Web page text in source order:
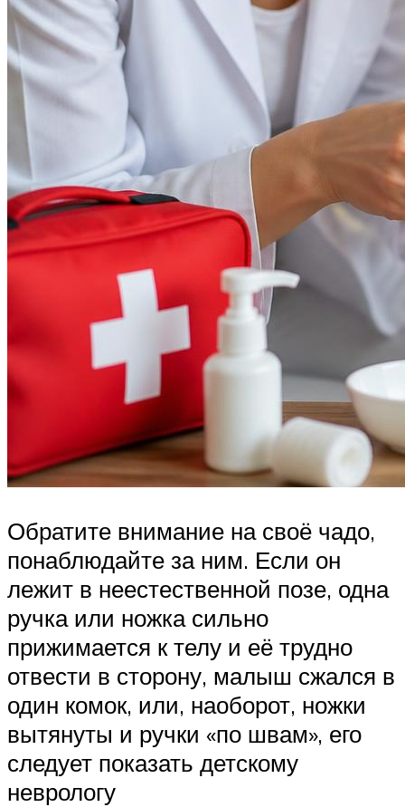
Обратите внимание на своё чадо,
понаблюдайте за ним. Если он
лежит в неестественной позе, одна
ручка или ножка сильно
прижимается к телу и её трудно
отвести в сторону, малыш сжался в
один комок, или, наоборот, ножки
вытянуты и ручки «по швам», его
следует показать детскому
неврологу